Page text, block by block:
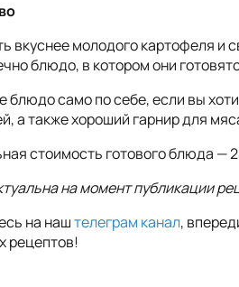
вкуснее молодого картофеля и
блюдо, в котором они
блюдо само по себе, если вы
а также хороший гарнир для
стоимость готового блюда —
на момент публикации
на наштелеграм канал,
рецептов!